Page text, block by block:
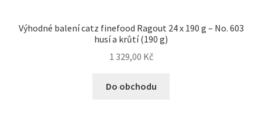
Výhodné balení catz finefood Ragout 24 x 190 g – No. 603
husí a krůtí (190 g)
1 329,00 Kč
Do obchodu